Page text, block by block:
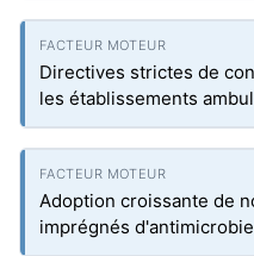
Directives strictes de
les établissements
Adoption croissante de
imprégnés